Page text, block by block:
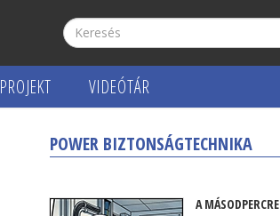
PROJEKT VIDEÓTÁR
POWER BIZTONSÁGTECHNIKA
A MÁSODPERCRE